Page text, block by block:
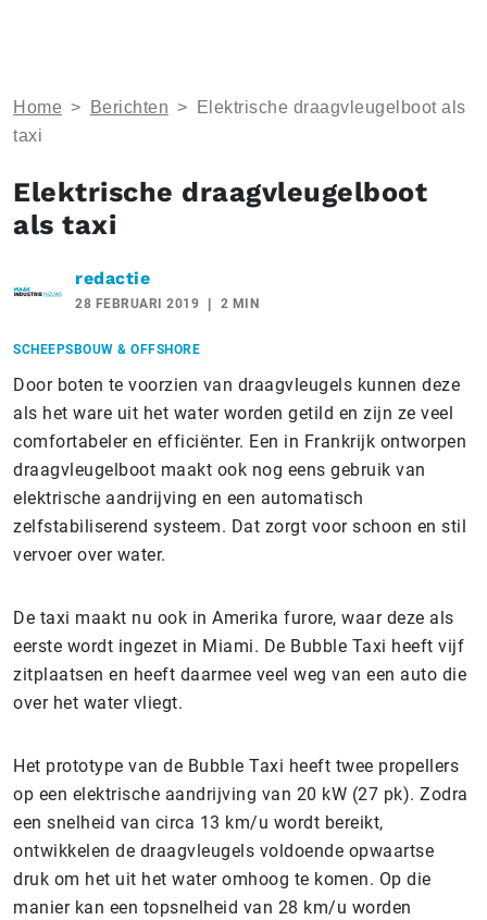
Home > Berichten >
Elektrische draagvleugelboot als
taxi
Elektrische draagvleugelboot
als taxi
redactie
28 FEBRUARI 2019 2 MIN
SCHEEPSBOUW & OFFSHORE
Door boten te voorzien van draagvleugels kunnen deze
als het ware uit het water worden getild en zijn ze veel
comfortabeler en efficiënter. Een in Frankrijk ontworpen
draagvleugelboot maakt ook nog eens gebruik van
elektrische aandrijving en een automatisch
zelfstabiliserend systeem. Dat zorgt voor schoon en stil
vervoer over water.
De taxi maakt nu ook in Amerika furore, waar deze als
eerste wordt ingezet in Miami. De Bubble Taxi heeft vijf
zitplaatsen en heeft daarmee veel weg van een auto die
over het water vliegt.
Het prototype van de Bubble Taxi heeft twee propellers
op een elektrische aandrijving van 20 kW (27 pk). Zodra
een snelheid van circa 13 km/u wordt bereikt,
ontwikkelen de draagvleugels voldoende opwaartse
druk om het uit het water omhoog te komen. Op die
manier kan een topsnelheid van 28 km/u worden